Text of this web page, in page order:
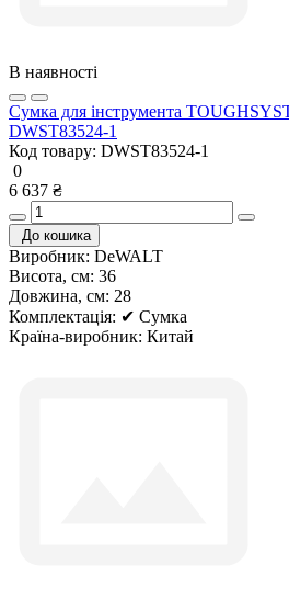
В наявності
Сумка для інструмента
DWST83524-1
Код товару: DWST83524-1
0
6 637 ₴
До кошика
Виробник: DeWALT
Висота, см: 36
Довжина, см: 28
Комплектація: ✔ Сумка
Країна-виробник: Китай